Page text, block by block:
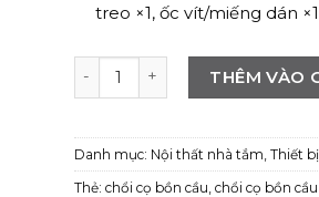
treo ×1, ốc vít/miếng dán
Chổi cọ bồn cầu treo tường
THÊM VÀO
Danh mục: Nội thất nhà tắm Thiết
Thẻ: chổi cọ bồn cầu chổi cọ bồn